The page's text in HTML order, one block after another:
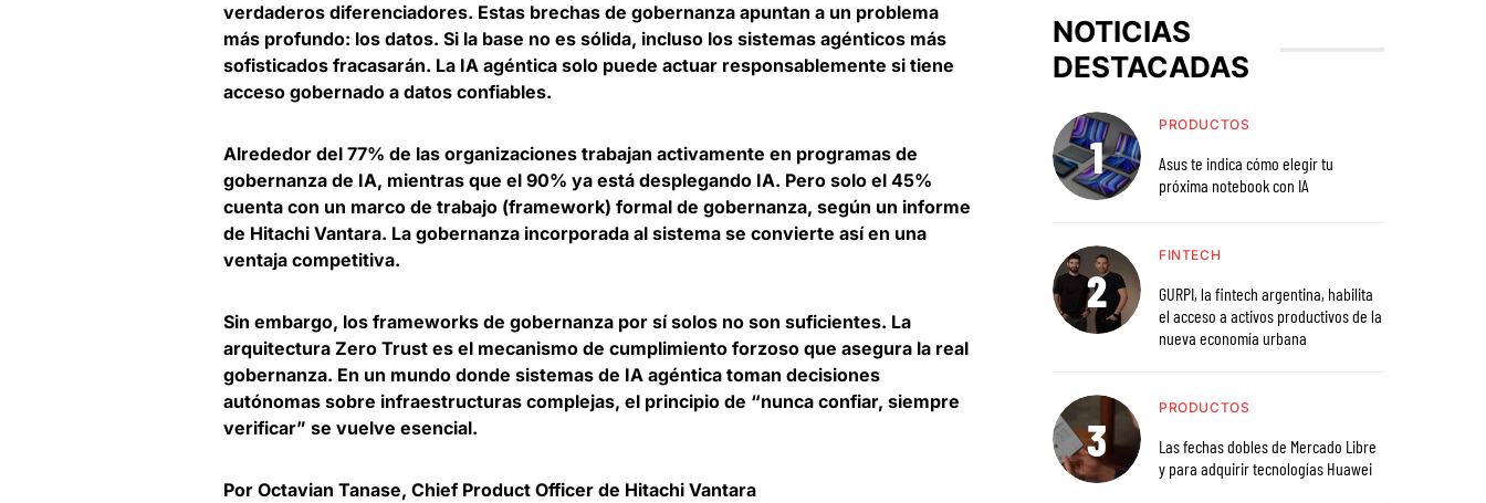
verdaderos diferenciadores. Estas brechas de gobernanza apuntan a un problema
más profundo: los datos. Si la base no es sólida, incluso los sistemas agénticos más
sofisticados fracasarán. La IA agéntica solo puede actuar responsablemente si tiene
acceso gobernado a datos confiables.
Alrededor del 77% de las organizaciones trabajan activamente en programas de
gobernanza de IA, mientras que el 90% ya está desplegando IA. Pero solo el 45%
cuenta con un marco de trabajo (framework) formal de gobernanza, según un informe
de Hitachi Vantara. La gobernanza incorporada al sistema se convierte así en una
ventaja competitiva.
Sin embargo, los frameworks de gobernanza por sí solos no son suficientes. La
arquitectura Zero Trust es el mecanismo de cumplimiento forzoso que asegura la real
gobernanza. En un mundo donde sistemas de IA agéntica toman decisiones
autónomas sobre infraestructuras complejas, el principio de “nunca confiar, siempre
verificar” se vuelve esencial.
Por Octavian Tanase, Chief Product Officer de Hitachi Vantara
NOTICIAS
DESTACADAS
PRODUCTOS
Asus te indica cómo elegir tu
próxima notebook con IA
FINTECH
GURPI, la fintech argentina, habilita
el acceso a activos productivos de la
nueva economía urbana
PRODUCTOS
Las fechas dobles de Mercado Libre
y para adquirir tecnologías Huawei